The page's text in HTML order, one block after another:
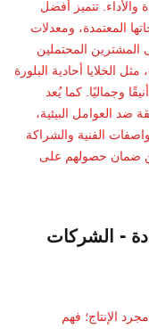
والأداء. تتميز أفضل
المعتمدة، ومعدلات
المشترين المحتملين
الخلايا أحادية البلورة
وجماليًا. كما يُعد
ضد العوامل البيئية،
الفنية والشراكة
ضمان حصولهم على
- الشركات
الإنتاج؛ فهم